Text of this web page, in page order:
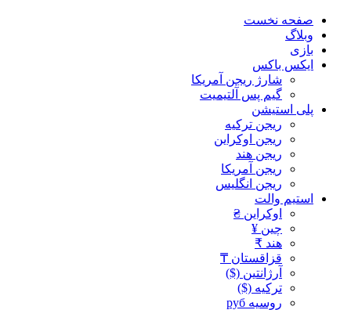
صفحه نخست
وبلاگ
بازی
ایکس باکس
شارژ ریجن آمریکا
گیم پس آلتیمیت
پلی استیشن
ریجن ترکیه
ریجن اوکراین
ریجن هند
ریجن آمریکا
ریجن انگلیس
استیم والت
اوکراین ₴
چین ¥
هند ₹
قزاقستان ₸
آرژانتین ($)
ترکیه ($)
روسیه руб